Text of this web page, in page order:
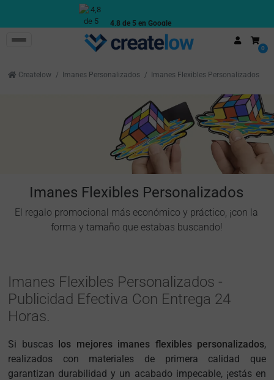
0
Createlow Imanes Personalizados Imanes Flexibles Personalizados
Imanes Flexibles Personalizados
El regalo promocional más económico y práctico, ¡con la
forma y tamaño que estabas buscando!
Imanes Flexibles Personalizados -
Publicidad Efectiva Con Entrega 24
Horas.
Si buscas los mejores imanes flexibles personalizados,
realizados con materiales de primera calidad que
garantizan durabilidad y un acabado impecable, ¡estás en